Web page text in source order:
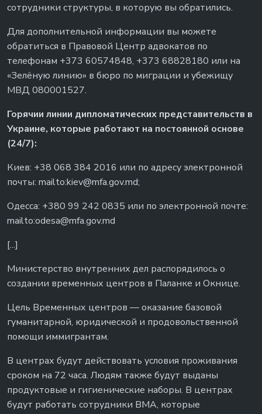
сотрудники структуры, в которую вы обратились.
Для дополнительной информации вы можете
обратиться в Правовой Центр адвокатов по
телефонам +373 60574848, +373 68828180 или на
«Зелёную линию» в бюро по миграции и убежищу
МВД 080001527.
Горячии линии дипломатических представительств в
Украине, которые работают на постоянной основе
(24/7):
Киев: +38 068 384 2016 или по адресу электронной
почты: mailto:kiev@mfa.gov.md;
Одесса: +380 99 242 0835 или по электронной почте:
mailto:odesa@mfa.gov.md
[...]
Министерство внутренних дел распорядилось о
создании временных центров в Паланке и Окнице.
Цель Временных центров — оказание базовой
гуманитарной, юридической и продовольственной
помощи иммигрантам.
В центрах будут действовать условия проживания
сроком на 72 часа. Людям также будут выданы
продуктовые и гигиенические наборы. В центрах
будут работать сотрудники BMA, которые